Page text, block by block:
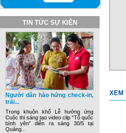
TIN TỨC SỰ KIỆN
Người dân hào hứng check-in,
trải...
Trong khuôn khổ Lễ hưởng ứng
Cuộc thi sáng tạo video clip “Tổ quốc
bình yên” diễn ra sáng 30/5 tại
Quảng...
XEM